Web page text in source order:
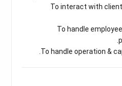
9. To interact with
10. To handle